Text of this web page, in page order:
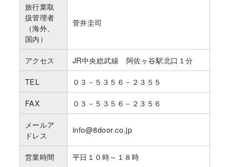
旅行業取
扱管理者
（海外、
国内）
菅井圭司
アクセス
JR中央総武線 阿佐ヶ谷駅北口１分
TEL
０３－５３５６－２３５５
FAX
０３－５３５６－２３５６
メールア
ドレス
info@8door.co.jp
営業時間
平日１０時～１８時